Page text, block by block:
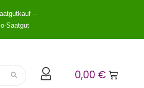
–
Saatgut
0,00 €